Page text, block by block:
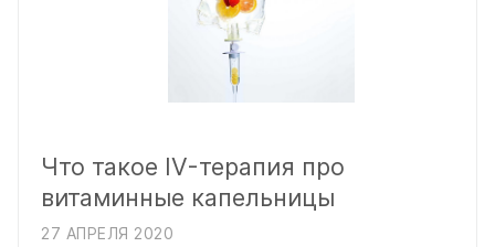
Что такое IV-терапия про
витаминные капельницы
27 АПРЕЛЯ 2020